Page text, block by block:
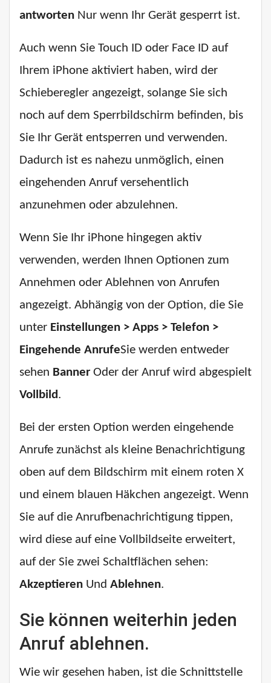
antworten Nur wenn Ihr Gerät gesperrt ist.
Auch wenn Sie Touch ID oder Face ID auf
Ihrem iPhone aktiviert haben, wird der
Schieberegler angezeigt, solange Sie sich
noch auf dem Sperrbildschirm befinden, bis
Sie Ihr Gerät entsperren und verwenden.
Dadurch ist es nahezu unmöglich, einen
eingehenden Anruf versehentlich
anzunehmen oder abzulehnen.
Wenn Sie Ihr iPhone hingegen aktiv
verwenden, werden Ihnen Optionen zum
Annehmen oder Ablehnen von Anrufen
angezeigt. Abhängig von der Option, die Sie
unter Einstellungen > Apps > Telefon >
Eingehende AnrufeSie werden entweder
sehen Banner Oder der Anruf wird abgespielt
Vollbild.
Bei der ersten Option werden eingehende
Anrufe zunächst als kleine Benachrichtigung
oben auf dem Bildschirm mit einem roten X
und einem blauen Häkchen angezeigt. Wenn
Sie auf die Anrufbenachrichtigung tippen,
wird diese auf eine Vollbildseite erweitert,
auf der Sie zwei Schaltflächen sehen:
Akzeptieren Und Ablehnen.
Sie können weiterhin jeden
Anruf ablehnen.
Wie wir gesehen haben, ist die Schnittstelle